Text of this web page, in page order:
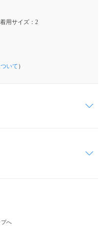
用サイズ：2
いて ）
へ